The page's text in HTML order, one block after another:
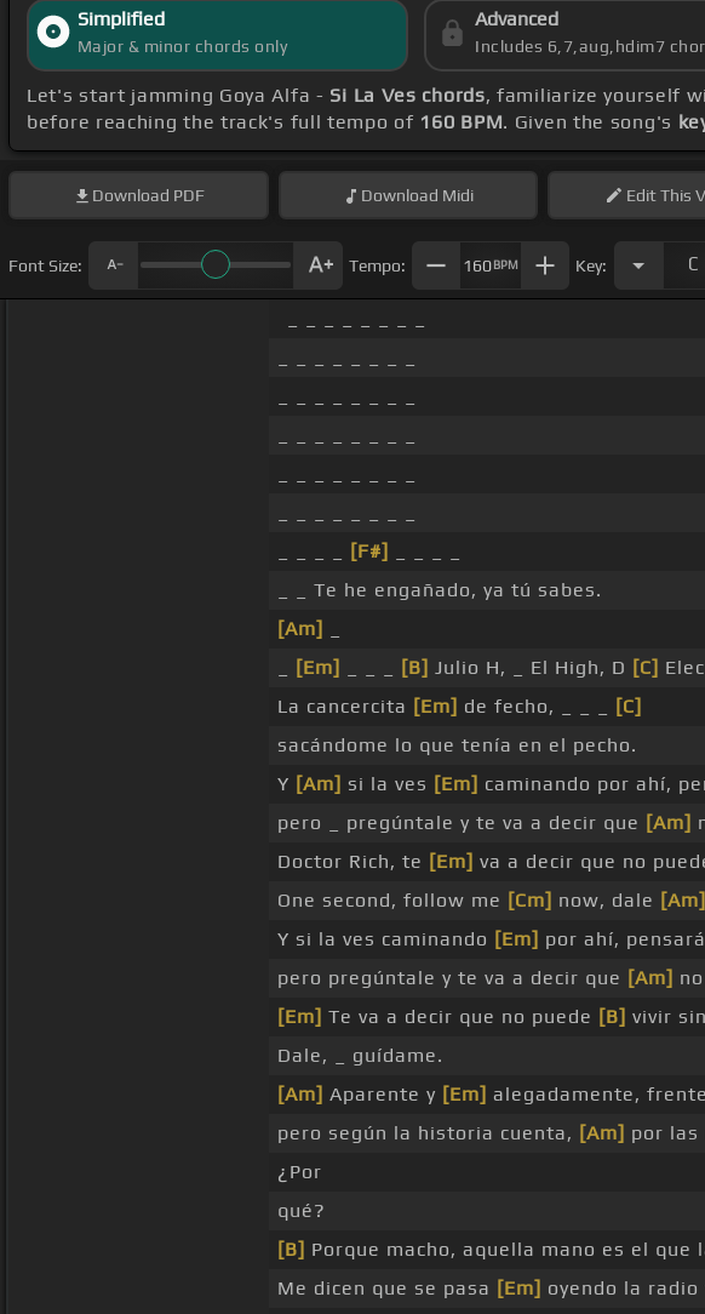
Simplified
Major & minor chords only
Advanced
Includes 6,7,aug,hdim7
Let's start jamming Goya Alfa - Si La Ves chords, familiarize yourself
before reaching the track's full tempo of 160 BPM. Given the song's
Download PDF Download Midi EditThis
Font Size: Tempo: 160BPM Key: C
[F#]
_ _ Te he engañado, ya tú sabes.
[Am]
[Em] [B] Julio H, _ El High, D [C]
La cancercita [Em] de fecho, _ _ _
[C]
sacándome lo que tenía en el pecho.
Y [Am] si la ves [Em] caminando por ahí,
pero _ pregúntale y te va a decir que [Am]
Doctor Rich, te [Em] va a decir que no
One second, follow me [Cm] now, dale [Am]
Y si la ves caminando [Em] por ahí,
pero pregúntale y te va a decir que [Am]
[Em] Te va a decir que no puede [B] vivir sin
Dale, _ guídame.
[Am] Aparente y [Em] alegadamente,
pero según la historia cuenta, [Am] por las
¿Por
qué?
[B] Porque macho, aquella mano es el que
Me dicen que se pasa [Em] oyendo la radio